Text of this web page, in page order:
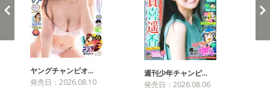
ヤングチャンピオ…
発売日：2026.08.10
週刊少年チャンピ…
発売日：2026.08.06